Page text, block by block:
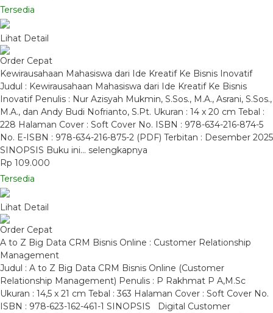
Tersedia
Lihat Detail
Order Cepat
Kewirausahaan Mahasiswa dari Ide Kreatif Ke Bisnis Inovatif
Judul : Kewirausahaan Mahasiswa dari Ide Kreatif Ke Bisnis
Inovatif Penulis : Nur Azisyah Mukmin, S.Sos., M.A., Asrani, S.Sos.,
M.A., dan Andy Budi Nofrianto, S.Pt. Ukuran : 14 x 20 cm Tebal :
228 Halaman Cover : Soft Cover No. ISBN : 978-634-216-874-5
No. E-ISBN : 978-634-216-875-2 (PDF) Terbitan : Desember 2025
SINOPSIS Buku ini… selengkapnya
Rp 109.000
Tersedia
Lihat Detail
Order Cepat
A to Z Big Data CRM Bisnis Online : Customer Relationship
Management
Judul : A to Z Big Data CRM Bisnis Online (Customer
Relationship Management) Penulis : P Rakhmat P A,M.Sc
Ukuran : 14,5 x 21 cm Tebal : 363 Halaman Cover : Soft Cover No.
ISBN : 978-623-162-461-1 SINOPSIS Digital Customer